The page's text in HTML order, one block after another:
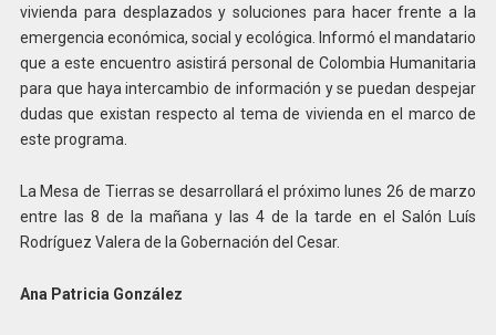
vivienda para desplazados y soluciones para hacer frente a la
emergencia económica, social y ecológica. Informó el mandatario
que a este encuentro asistirá personal de Colombia Humanitaria
para que haya intercambio de información y se puedan despejar
dudas que existan respecto al tema de vivienda en el marco de
este programa.
La Mesa de Tierras se desarrollará el próximo lunes 26 de marzo
entre las 8 de la mañana y las 4 de la tarde en el Salón Luís
Rodríguez Valera de la Gobernación del Cesar.
Ana Patricia González